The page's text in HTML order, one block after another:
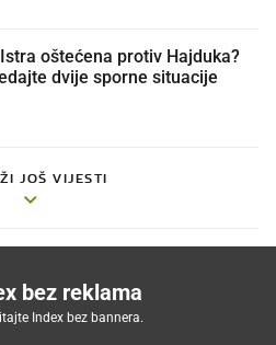
oštećena protiv Hajduka?
dvije sporne situacije
JOŠ VIJESTI
bez reklama
Index bez bannera.